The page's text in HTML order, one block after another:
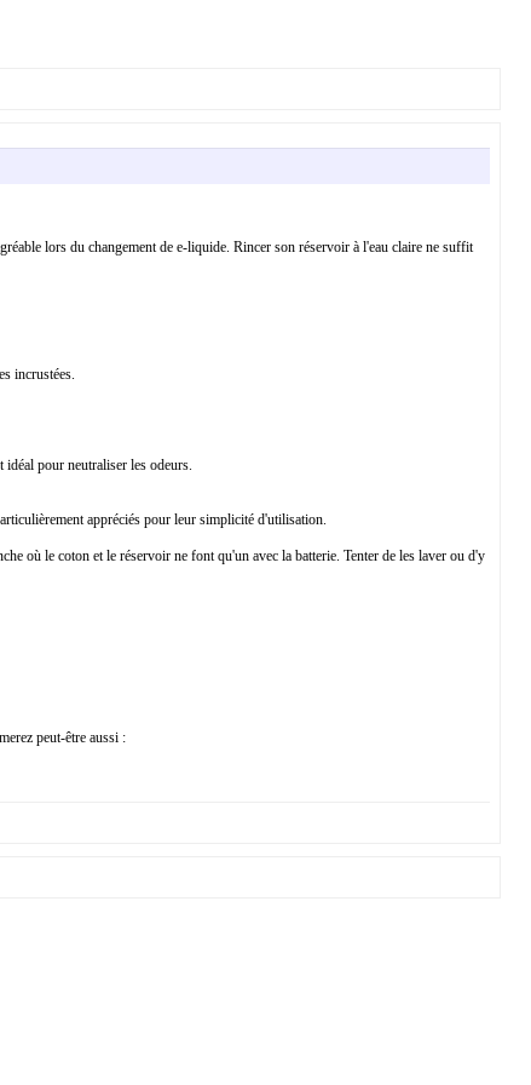
lors du changement de e-liquide. Rincer son réservoir à l'eau claire ne suffit
incrustées.
pour neutraliser les odeurs.
appréciés pour leur simplicité d'utilisation.
où le coton et le réservoir ne font qu'un avec la batterie. Tenter de les laver ou d'y
peut-être aussi :